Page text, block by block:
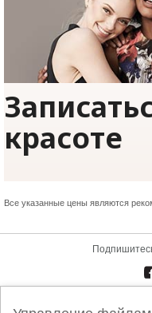
красоте
Все указанные цены являются